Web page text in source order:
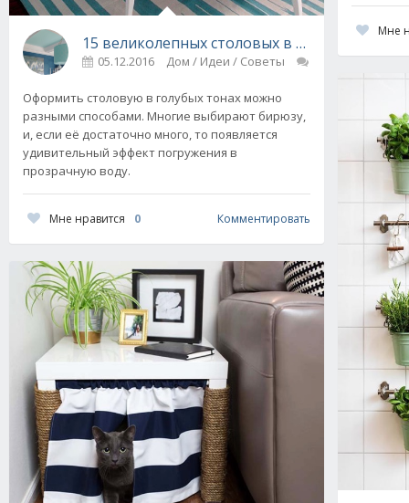
15 великолепных столовых в голубых тонах
05.12.2016 Дом / Идеи / Советы
Оформить столовую в голубых тонах можно
разными способами. Многие выбирают бирюзу,
и, если её достаточно много, то появляется
удивительный эффект погружения в
прозрачную воду.
Мне нравится 0 Комментировать
Мне